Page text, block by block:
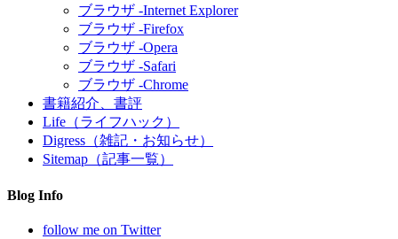
ブラウザ -Internet Explorer
ブラウザ -Firefox
ブラウザ -Opera
ブラウザ -Safari
ブラウザ -Chrome
書籍紹介、書評
Life（ライフハック）
Digress（雑記・お知らせ）
Sitemap（記事一覧）
Blog Info
follow me on Twitter